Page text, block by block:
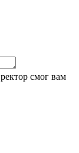
смог вам